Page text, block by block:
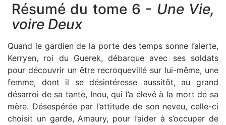
Résumé du tome 6 - Une Vie,
voire Deux
Quand le gardien de la porte des temps sonne l’alerte,
Kerryen, roi du Guerek, débarque avec ses soldats
pour découvrir un être recroquevillé sur lui-même, une
femme, dont il se désintéresse aussitôt, au grand
désarroi de sa tante, Inou, qui l’a élevé à la mort de sa
mère. Désespérée par l’attitude de son neveu, celle-ci
choisit un garde, Amaury, pour l’aider à s’occuper de